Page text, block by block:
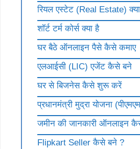
रियल एस्टेट (Real Estate) क्या
शॉर्ट टर्म कोर्स क्या है
घर बैठे ऑनलाइन पैसे कैसे कमाए
एलआईसी (LIC) एजेंट कैसे बने
घर से बिजनेस कैसे शुरू करें
प्रधानमंत्री मुद्रा योजना
जमीन की जानकारी ऑनलाइन
Flipkart Seller कैसे बने ?